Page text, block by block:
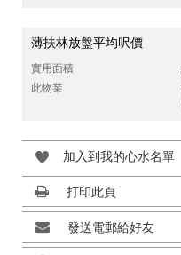
薄扶林放盤平均呎價
實用面積
此物業
加入到我的心水名單
打印此頁
發送電郵給好友